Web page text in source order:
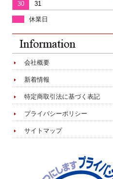
30
31
休業日
会社概要
新着情報
特定商取引法に基づく表記
プライバシーポリシー
サイトマップ